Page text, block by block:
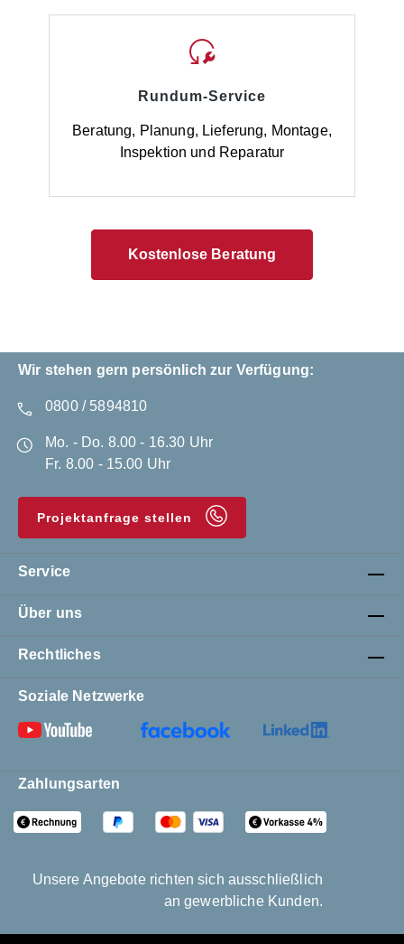
Rundum-Service
Beratung, Planung, Lieferung, Montage,
Inspektion und Reparatur
Kostenlose Beratung
Wir stehen gern persönlich zur Verfügung:
0800 / 5894810
Mo. - Do. 8.00 - 16.30 Uhr
Fr. 8.00 - 15.00 Uhr
Projektanfrage stellen
Service
Über uns
Rechtliches
Soziale Netzwerke
Zahlungsarten
Unsere Angebote richten sich ausschließlich
an gewerbliche Kunden.